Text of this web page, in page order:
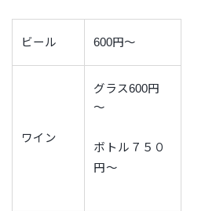
ビール 600円～
ワイン
グラス600円
～
ボトル７５０
円～